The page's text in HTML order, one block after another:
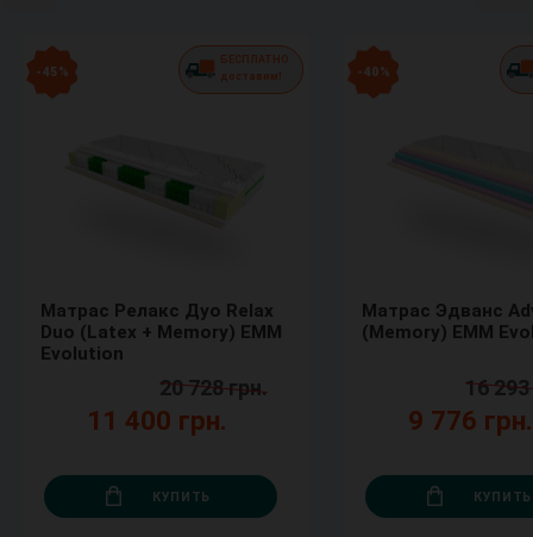
- 45 %
БЕСПЛАТНО
доставим!
Матрас Релакс Дуо Relaх
Duo (Latex + Memory) ЕММ
Evolution
11 400 грн.
20 728 грн.
КУПИТЬ
- 40 %
Матрас Эдванс
(Memory) ЕММ
9 776
16 293
КУПИТЬ